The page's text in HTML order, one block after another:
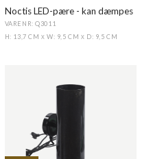
Noctis LED-pære - kan dæmpes
VARENR: Q3011
H: 13,7 CM X W: 9,5 CM X D: 9,5 CM